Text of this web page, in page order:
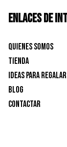
ENLACES DE
Quienes Somos
Tienda
Ideas para Regalar
Blog
Contactar